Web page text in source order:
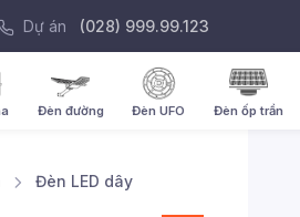
Dự án (028) 999.99.123
Đèn đường Đèn UFO Đèn ốp trần
Đèn LED dây